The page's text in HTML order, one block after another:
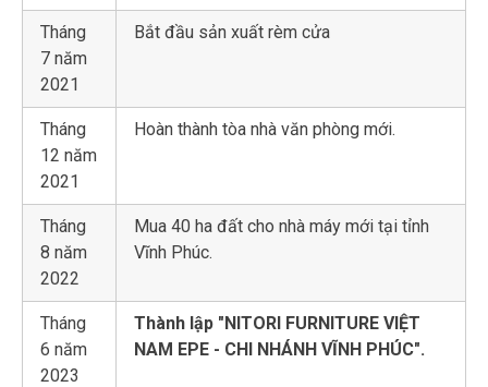
Tháng
7 năm
2021
Bắt đầu sản xuất rèm cửa
Tháng
12 năm
2021
Hoàn thành tòa nhà văn phòng mới.
Tháng
8 năm
2022
Mua 40 ha đất cho nhà máy mới tại tỉnh
Vĩnh Phúc.
Tháng
6 năm
2023
Thành lập "NITORI FURNITURE VIỆT
NAM EPE - CHI NHÁNH VĨNH PHÚC".